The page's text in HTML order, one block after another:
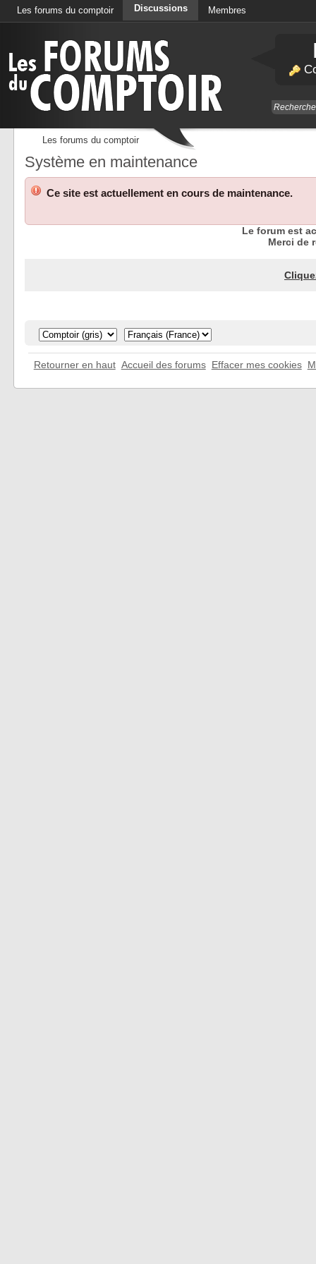
Les forums du comptoir Discussions Membres
Les forums du comptoir
Système en maintenance
Ce site est actuellement en cours de maintenance.
Le forum est
Merci de
Retourner en haut Accueil des forums Effacer mes cookies